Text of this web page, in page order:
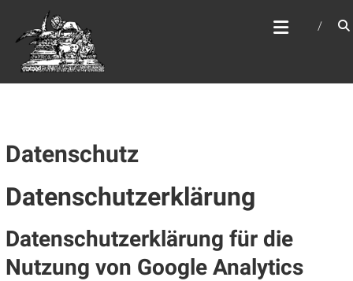
springen
WEBSITE DES
APOSTELAMTES JESU
CHRISTI KÖR
Datenschutz
Datenschutzerklärung
Datenschutzerklärung für die
Nutzung von Google Analytics